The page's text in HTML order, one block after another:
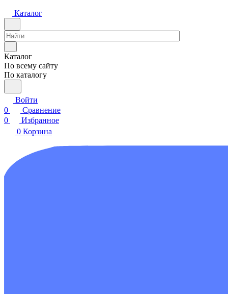
Каталог
Каталог
По всему сайту
По каталогу
Войти
0
Сравнение
0
Избранное
0 Корзина